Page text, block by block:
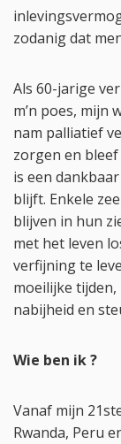
zodanig dat
Als 60-jarige
m’n poes, mijn
nam palliatief
zorgen en
is een
blijft. Enkele
blijven in hun
met het leven
verfijning te
moeilijke
nabijheid en
Wie ben ik ?
Vanaf mijn
Rwanda, Peru